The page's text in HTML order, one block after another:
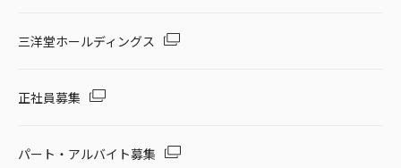
三洋堂ホールディングス
正社員募集
パート・アルバイト募集